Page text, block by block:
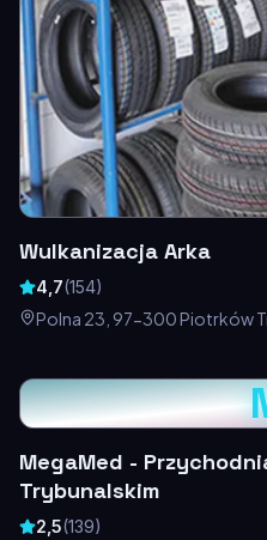
Wulkanizacja Arka
4,7(154)
Polna 23, 97-300 Piotrków
MegaMed -
Trybunalskim
2,5(139)